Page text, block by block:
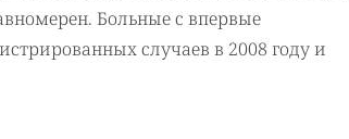
Больные с впервые
случаев в 2008 году и